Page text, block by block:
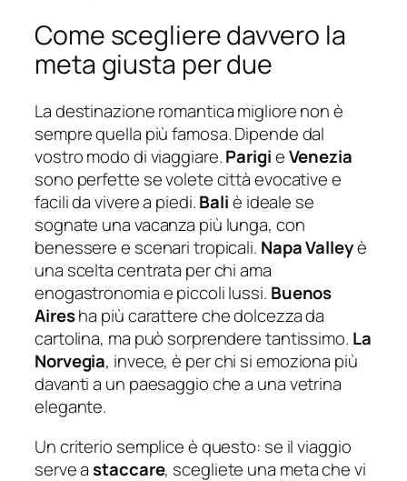
Come scegliere davvero la
meta giusta per due
La destinazione romantica migliore non è
sempre quella più famosa. Dipende dal
vostro modo di viaggiare.ParigieVenezia
sono perfette se volete città evocative e
facili da vivere a piedi.Baliè ideale se
sognate una vacanza più lunga, con
benessere e scenari tropicali. Napa Valleyè
una scelta centrata per chi ama
enogastronomia e piccoli lussi. Buenos
Airesha più carattere che dolcezza da
cartolina, ma può sorprendere tantissimo. La
Norvegia, invece, è per chi si emoziona più
davanti a un paesaggio che a una vetrina
elegante.
Un criterio semplice è questo: se il viaggio
serve astaccare, scegliete una meta che vi